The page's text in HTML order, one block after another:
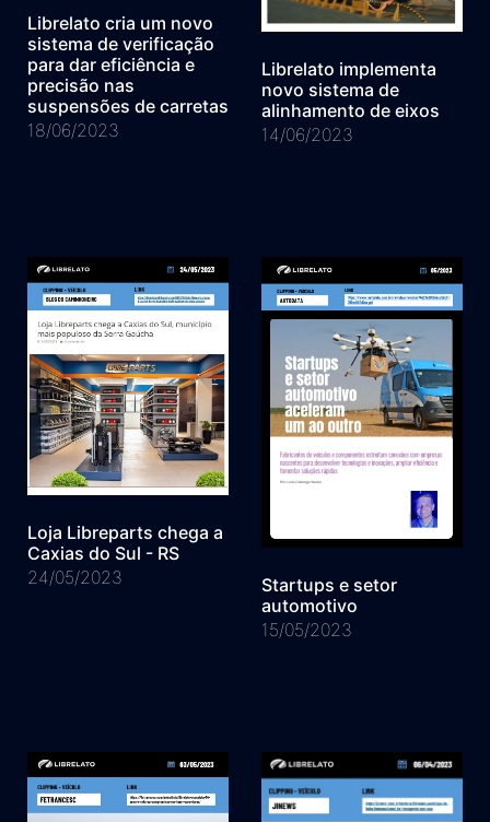
Librelato cria um novo
sistema de verificação
para dar eficiência e
precisão nas
suspensões de carretas
18/06/2023
Librelato implementa
novo sistema de
alinhamento de eixos
14/06/2023
Loja Libreparts chega a
Caxias do Sul - RS
24/05/2023
Startups e setor
automotivo
15/05/2023